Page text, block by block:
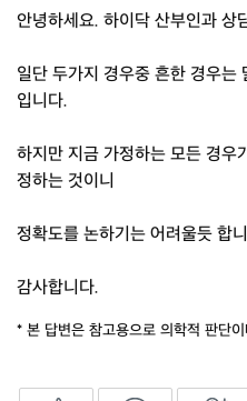
안녕하세요. 하이닥 산부인과 상
일단 두가지 경우중 흔한 경우는
입니다.
하지만 지금 가정하는 모든 경우
정하는 것이니
정확도를 논하기는 어려울듯 합
감사합니다.
* 본 답변은 참고용으로 의학적 판단